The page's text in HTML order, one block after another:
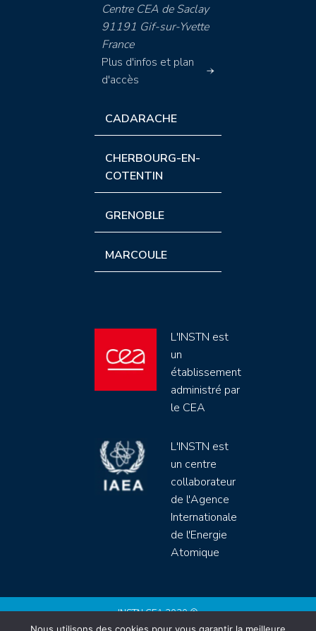
Centre CEA de Saclay
91191 Gif-sur-Yvette
France
Plus d'infos et plan
d'accès
CADARACHE
CHERBOURG-EN-
COTENTIN
GRENOBLE
MARCOULE
L'INSTN est
un
établissement
administré par
le CEA
L'INSTN est
un centre
collaborateur
de l'Agence
Internationale
de l'Energie
Atomique
INSTN CEA 2020 ©